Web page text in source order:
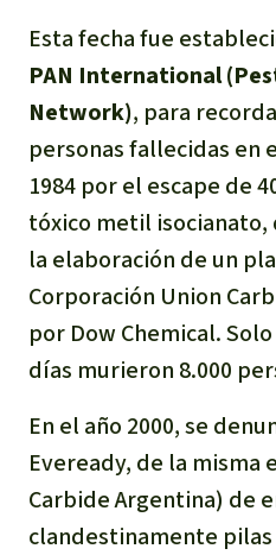
Agua
Contacto
Português
Indonesia
Esta fecha fue
PAN International
Network), para
personas fallecidas en
1984 por el escape de
tóxico metil
la elaboración de un
Corporación Union
por Dow Chemical.
días murieron 8.000
En el año 2000, se
Eveready, de la misma
Carbide Argentina) de
clandestinamente